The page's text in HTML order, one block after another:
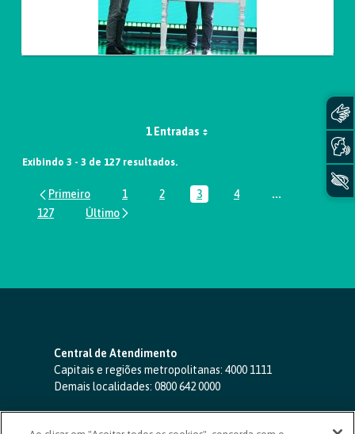
1 Entradas
Exibindo 3 - 3 de 127 resultados.
Página
1 Página
2 Página
3 Página
4 ...Páginas
Página
127
Central de Atendimento
Capitais e regiões metropolitanas: 4000 1111
Demais localidades: 0800 642 0000
SAC 24 horas-0800 724 4420